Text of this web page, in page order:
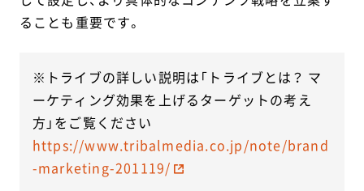
ることも重要です。
※トライブの詳しい説明は「トライブとは？ マ
ーケティング効果を上げるターゲットの考え
方」をご覧ください
https://www.tribalmedia.co.jp/note/brand
-marketing-201119/